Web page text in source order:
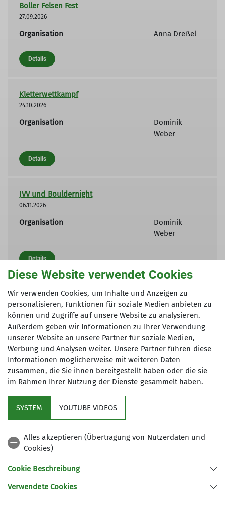
Boller Felsen Fest
27.09.2026
Organisation Anna Dreßel
Details
Kletterwettkampf
24.10.2026
Organisation
Dominik
Weber
Details
JVV und Bouldernight
06.11.2026
Organisation
Dominik
Weber
Details
Bergsteigerecke - Nikolausecke
04.12.2026
Details
Diese Website verwendet Cookies
Wir verwenden Cookies, um Inhalte und Anzeigen zu
personalisieren, Funktionen für soziale Medien anbieten zu
können und Zugriffe auf unsere Website zu analysieren.
Außerdem geben wir Informationen zu Ihrer Verwendung
unserer Website an unsere Partner für soziale Medien,
Werbung und Analysen weiter. Unsere Partner führen diese
Informationen möglicherweise mit weiteren Daten
zusammen, die Sie ihnen bereitgestellt haben oder die sie
im Rahmen Ihrer Nutzung der Dienste gesammelt haben.
SYSTEM YOUTUBE VIDEOS
Alles akzeptieren (Übertragung von Nutzerdaten und
Cookies)
Cookie Beschreibung
Verwendete Cookies